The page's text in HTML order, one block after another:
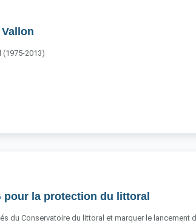
2013)
pour la protection du littoral
du Conservatoire du littoral et marquer le